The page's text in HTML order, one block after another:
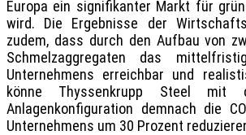
Europa ein signifikanter Markt für
wird. Die Ergebnisse der
zudem, dass durch den Aufbau von
Schmelzaggregaten das
Unternehmens erreichbar und
könne Thyssenkrupp Steel mit
Anlagenkonfiguration demnach die
Unternehmens um 30 Prozent